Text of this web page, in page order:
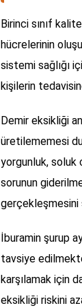
Birinci sınıf
hücrelerinin
sistemi sağlığı
kişilerin
Demir eksikliği
üretilememesi
yorgunluk, soluk
sorunun
gerçekleşmesini
İburamin şurup
tavsiye
karşılamak için
eksikliği riskini